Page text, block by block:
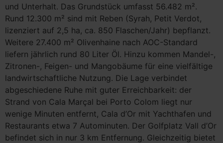
und Unterhalt. Das Grundstück umfasst 56.482 m².
Rund 12.300 m² sind mit Reben (Syrah, Petit Verdot,
lizenziert auf 2,5 ha, ca. 850 Flaschen/Jahr) bepflanzt.
Weitere 27.400 m² Olivenhaine nach AOC-Standard
liefern jährlich rund 80 Liter Öl. Hinzu kommen Mandel-,
Zitronen-, Feigen- und Mangobäume für eine vielfältige
landwirtschaftliche Nutzung. Die Lage verbindet
abgeschiedene Ruhe mit guter Erreichbarkeit: der
Strand von Cala Marçal bei Porto Colom liegt nur
wenige Minuten entfernt, Cala d’Or mit Yachthafen und
Restaurants etwa 7 Autominuten. Der Golfplatz Vall d’Or
befindet sich in nur 3 km Entfernung. Gleichzeitig bietet